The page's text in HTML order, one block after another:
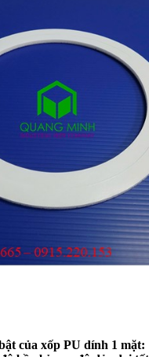
của xốp PU dính 1 mặt: